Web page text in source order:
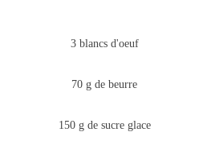
3 blancs d'oeuf
70 g de beurre
150 g de sucre glace